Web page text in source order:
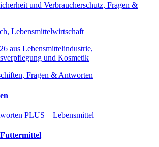
und Verbraucherschutz, Fragen &
Lebensmittelwirtschaft
aus Lebensmittelindustrie,
und Kosmetik
Fragen & Antworten
PLUS – Lebensmittel